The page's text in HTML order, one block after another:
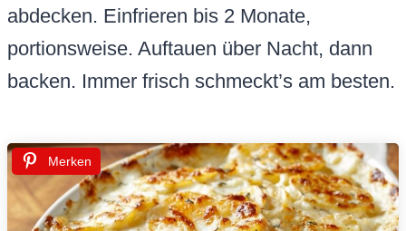
abdecken. Einfrieren bis 2 Monate,
portionsweise. Auftauen über Nacht, dann
backen. Immer frisch schmeckt’s am besten.
Merken